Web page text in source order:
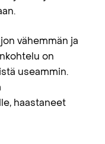
vähemmän ja
on
useammin.
haastaneet